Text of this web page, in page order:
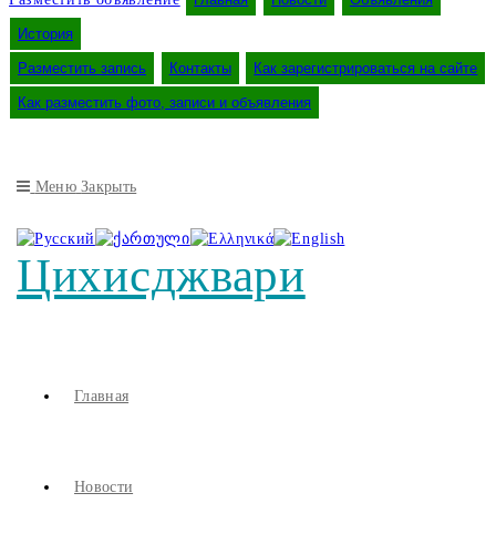
История
Разместить запись Контакты Как зарегистрироваться на сайте
Как разместить фото, записи и объявления
Меню Закрыть
Цихисджвари
Главная
Новости